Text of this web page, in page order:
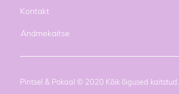
Pintsel & Pokaal © 2020 Kõik õigused kaitstud.
Kontakt
Andmekaitse